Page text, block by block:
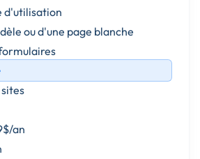
d'utilisation
ou d'une page blanche
an